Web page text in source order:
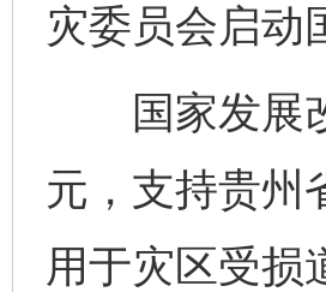
灾委员会启动
国家发展改
元，支持贵州
用于灾区受损